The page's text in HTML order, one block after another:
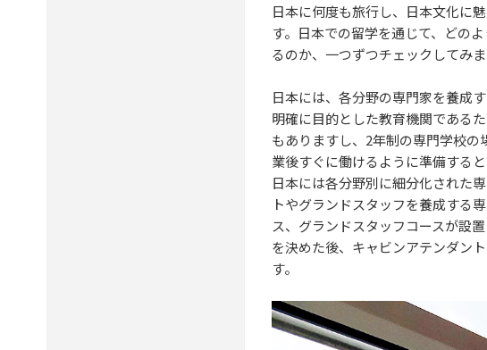
日本に何度も旅行し、日本文化に
す。日本での留学を通じて、どの
るのか、一つずつチェックしてみま
日本には、各分野の専門家を養成
明確に目的とした教育機関である
もありますし、2年制の専門学校
業後すぐに働けるように準備する
日本には各分野別に細分化された
トやグランドスタッフを養成する
ス、グランドスタッフコースが設
を決めた後、キャビンアテンダン
す。